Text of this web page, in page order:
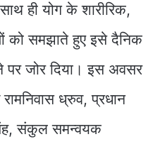
ही योग के शारीरिक,
को समझाते हुए इसे दैनिक
पर जोर दिया। इस अवसर
ध्रुव, प्रधान
संकुल समन्वयक